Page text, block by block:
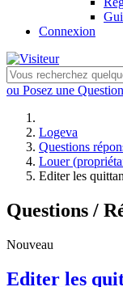
Connexion
ou Posez une Question
Logeva
Questions
Louer
Editer les
Questions /
Nouveau
Editer les